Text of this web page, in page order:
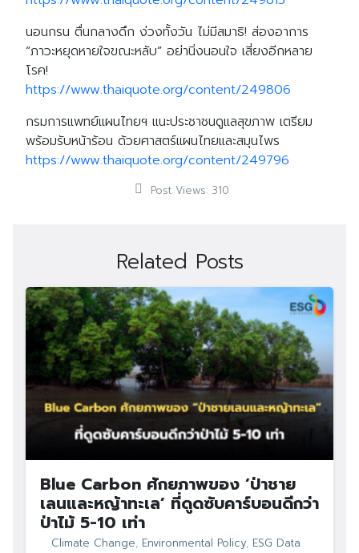
for: Search
นอนกรน ตื่นกลางดึก ง่วงทั้งวัน ไม่มีสมาธิ! ส่องอาการ
“ภาวะหยุดหายใจขณะหลับ” อย่านิ่งนอนใจ เสี่ยงอีกหลาย
โรค!
https://www.thaiquote.org/content/249806
กรมการแพทย์แผนไทยฯ แนะประชาชนดูแลสุขภาพ เตรียม
พร้อมรับหน้าร้อน ด้วยศาสตร์แผนไทยและสมุนไพร
https://www.thaiquote.org/content/249796
Post Views: 310
Related Posts
Blue Carbon ศักยภาพของ ‘ป่าชาย
เลนและหญ้าทะเล’ ที่ดูดซับคาร์บอนดีกว่า
ป่าไม้ 5-10 เท่า
Climate Change, Environmental Policy, ESG Data